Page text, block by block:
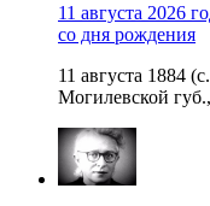
11 августа 2026
со дня рождения
11 августа 1884
Могилевской